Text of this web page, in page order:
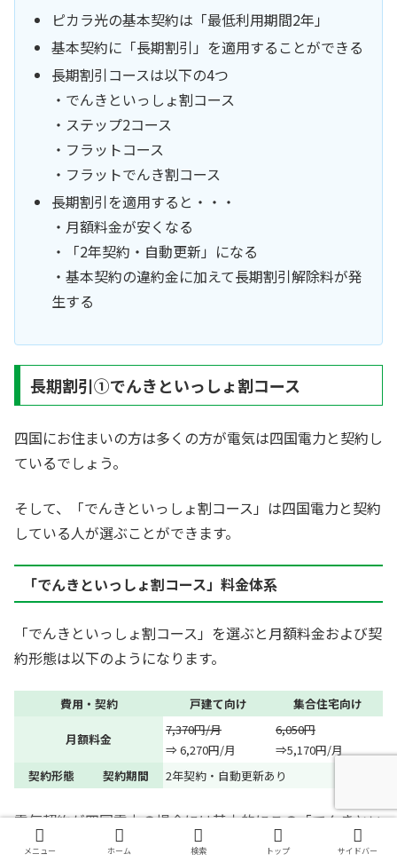
ピカラ光の基本契約は「最低利用期間2年」
基本契約に「長期割引」を適用することができる
長期割引コースは以下の4つ
・でんきといっしょ割コース
・ステップ2コース
・フラットコース
・フラットでんき割コース
長期割引を適用すると・・・
・月額料金が安くなる
・「2年契約・自動更新」になる
・基本契約の違約金に加えて長期割引解除料が発
生する
長期割引①でんきといっしょ割コース
四国にお住まいの方は多くの方が電気は四国電力と契約し
ているでしょう。
そして、「でんきといっしょ割コース」は四国電力と契約
している人が選ぶことができます。
「でんきといっしょ割コース」料金体系
「でんきといっしょ割コース」を選ぶと月額料金および契
約形態は以下のようになります。
費用・契約 戸建て向け 集合住宅向け
月額料金
7,370円/月
⇒ 6,270円/月
6,050円
⇒5,170円/月
契約形態
契約期間 2年契約・自動更新あり
電気契約が四国電力の場合には基本的にこの「でんきとい
っしょ割コース」を選ぶと良いでしょう。
メニュー ホーム 検索 トップ サイドバー